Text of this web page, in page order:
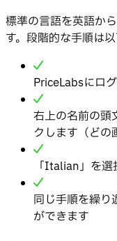
標準の言語を英語か
す。段階的な手順は
PriceLabsにロ
右上の名前の頭
クします（どの
「Italian」を選
同じ手順を繰り
ができます